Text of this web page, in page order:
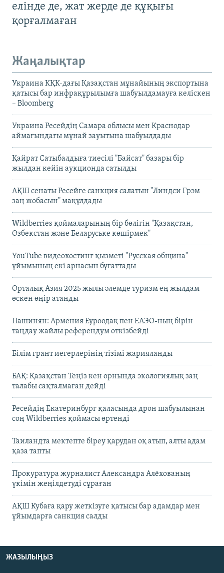
елінде де, жат жерде де құқығы
қорғалмаған
Жаңалықтар
Украина КҚК-дағы Қазақстан мұнайының экспортына
қатысы бар инфрақұрылымға шабуылдамауға келіскен
– Bloomberg
Украина Ресейдің Самара облысы мен Краснодар
аймағындағы мұнай зауытына шабуылдады
Қайрат Сатыбалдыға тиесілі "Байсат" базары бір
жылдан кейін аукционда сатылды
АҚШ сенаты Ресейге санкция салатын "Линдси Грэм
заң жобасын" мақұлдады
Wildberries қоймаларының бір бөлігін "Қазақстан,
Өзбекстан және Беларуське көшірмек"
YouTube видеохостинг қызметі "Русская община"
ұйымының екі арнасын бұғаттады
Орталық Азия 2025 жылы әлемде туризм ең жылдам
өскен өңір атанды
Пашинян: Армения Еуроодақ пен ЕАЭО-ның бірін
таңдау жайлы референдум өткізбейді
Білім грант иегерлерінің тізімі жарияланды
БАҚ: Қазақстан Теңіз кен орнында экологиялық заң
талабы сақталмаған дейді
Ресейдің Екатеринбург қаласында дрон шабуылынан
соң Wildberries қоймасы өртенді
Таиландта мектепте біреу қарудан оқ атып, алты адам
қаза тапты
Прокуратура журналист Александра Алёхованың
үкімін жеңілдетуді сұраған
АҚШ Кубаға қару жеткізуге қатысы бар адамдар мен
ұйымдарға санкция салды
ЖАЗЫЛЫҢЫЗ